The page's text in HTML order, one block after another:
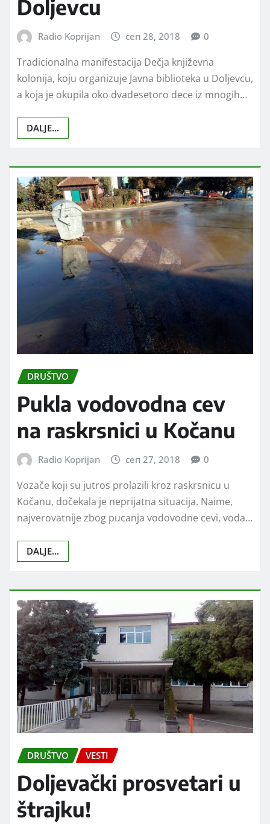
Doljevcu
Radio Koprijan сеп 28, 2018 0
Tradicionalna manifestacija Dečja književna
kolonija, koju organizuje Javna biblioteka u Doljevcu,
a koja je okupila oko dvadesetoro dece iz mnogih…
DALJE...
DRUŠTVO
Pukla vodovodna cev
na raskrsnici u Kočanu
Radio Koprijan сеп 27, 2018 0
Vozače koji su jutros prolazili kroz raskrsnicu u
Kočanu, dočekala je neprijatna situacija. Naime,
najverovatnije zbog pucanja vodovodne cevi, voda…
DALJE...
DRUŠTVO VESTI
Doljevački prosvetari u
štrajku!